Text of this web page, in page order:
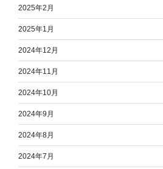
2025年2月
2025年1月
2024年12月
2024年11月
2024年10月
2024年9月
2024年8月
2024年7月